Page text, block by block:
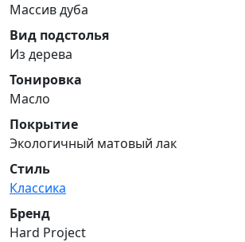
Массив дуба
Вид подстолья
Из дерева
Тонировка
Масло
Покрытие
Экологичный матовый лак
Стиль
Классика
Бренд
Hard Project